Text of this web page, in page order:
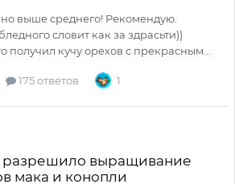
выше среднего! Рекомендую.
словит как за здрасьти))
получил кучу орехов с прекрасным...
175 ответов 1
разрешило выращивание
мака и конопли